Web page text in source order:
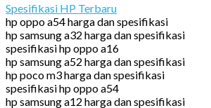
Spesifikasi HP Terbaru
hp oppo a54 harga dan spesifikasi
hp samsung a32 harga dan spesifikasi
spesifikasi hp oppo a16
hp samsung a52 harga dan spesifikasi
hp poco m3 harga dan spesifikasi
spesifikasi hp oppo a54
hp samsung a12 harga dan spesifikasi